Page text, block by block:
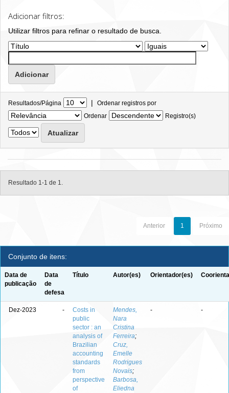
Adicionar filtros:
Utilizar filtros para refinar o resultado de busca.
Resultados/Página | Ordenar registros por
Ordenar
Registro(s)
Resultado 1-1 de 1.
Anterior 1 Próximo
Conjunto de itens:
Data de
publicação
Data
de
defesa
Título Autor(es) Orientador(es)
Dez-2023 -
Costs in
public
sector : an
analysis of
Brazilian
accounting
standards
from
perspective
of
Mendes,
Nara
Cristina
Ferreira;
Cruz,
Emelle
Rodrigues
Novais;
Barbosa,
Eliedna
- -